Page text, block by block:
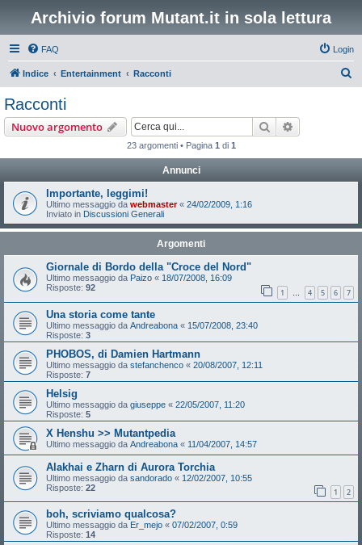
Archivio forum Mutant.it in sola lettura
FAQ Login
Indice Entertainment Racconti
Racconti
Nuovo argomento Cerca
23 argomenti • Pagina 1 di 1
Annunci
Importante, leggimi!
Ultimo messaggio da webmaster« 24/02/2009, 1:16
Inviato in Discussioni Generali
Argomenti
Giornale di Bordo della "Croce del Nord"
Ultimo messaggio da Paizo « 18/07/2008, 16:09
Risposte: 92 1 … 4 5 6 7
Una storia come tante
Ultimo messaggio da Andreabona « 15/07/2008, 23:40
Risposte: 3
PHOBOS, di Damien Hartmann
Ultimo messaggio da stefanchenco « 20/08/2007, 12:11
Risposte: 7
Helsig
Ultimo messaggio da giuseppe « 22/05/2007, 11:20
Risposte: 5
X Henshu >> Mutantpedia
Ultimo messaggio da Andreabona « 11/04/2007, 14:57
Alakhai e Zharn di Aurora Torchia
Ultimo messaggio da sandorado « 12/02/2007, 10:55
Risposte: 22 1 2
boh, scriviamo qualcosa?
Ultimo messaggio da Er_mejo « 07/02/2007, 0:59
Risposte: 14